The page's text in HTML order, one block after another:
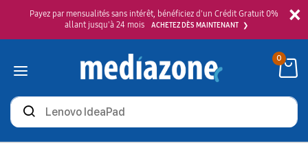
×
Payez par mensualités sans intérêt, bénéficiez d'un Crédit Gratuit 0%
allant jusqu'à 24 mois
ACHETEZ DÈS MAINTENANT
Rechercher
des
produits
0